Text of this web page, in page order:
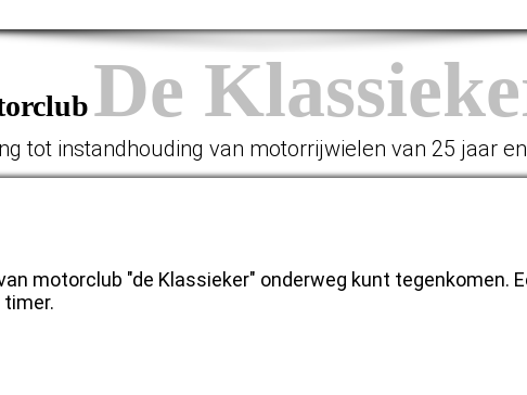
De
tot instandhouding van motorrijwielen van 25 jaar
motorclub "de Klassieker" onderweg kunt tegenkomen.